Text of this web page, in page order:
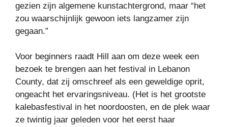
gezien zijn algemene kunstachtergrond, maar “het
zou waarschijnlijk gewoon iets langzamer zijn
gegaan.”
Voor beginners raadt Hill aan om deze week een
bezoek te brengen aan het festival in Lebanon
County, dat zij omschreef als een geweldige oprit,
ongeacht het ervaringsniveau. (Het is het grootste
kalebasfestival in het noordoosten, en de plek waar
ze twintig jaar geleden voor het eerst haar